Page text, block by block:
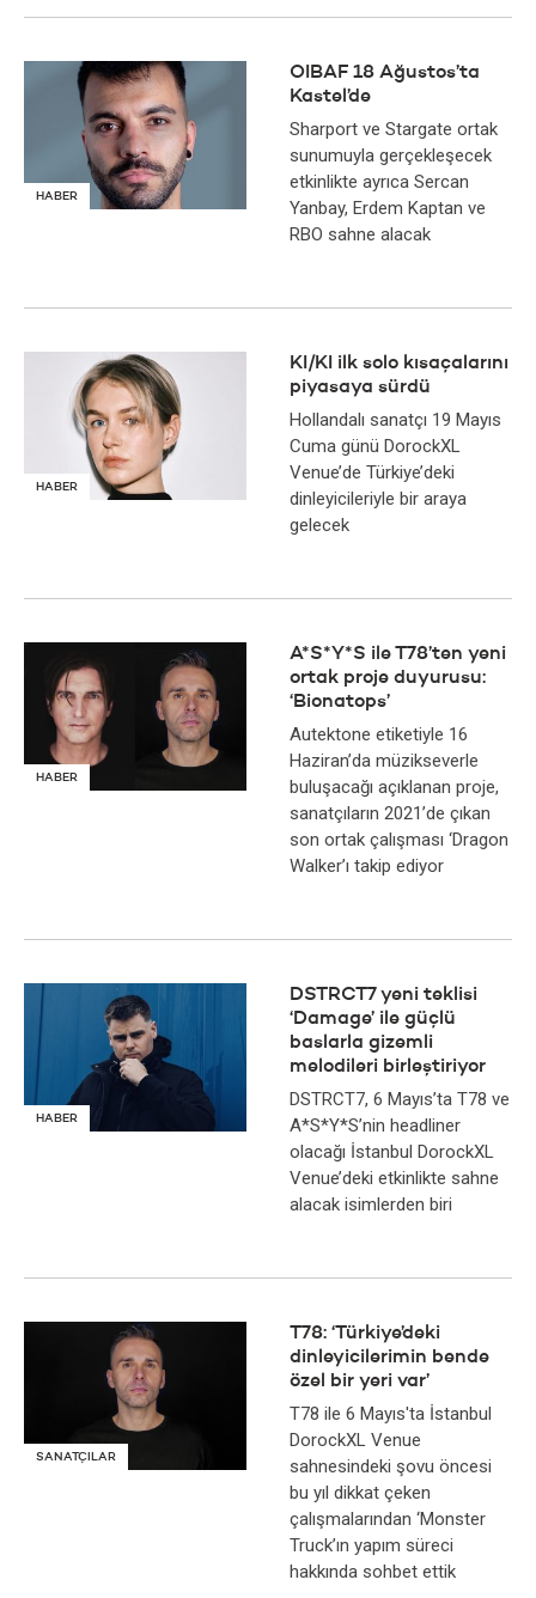
HABER
OIBAF 18 Ağustos’ta
Kastel’de
Sharport ve Stargate ortak
sunumuyla gerçekleşecek
etkinlikte ayrıca Sercan
Yanbay, Erdem Kaptan ve
RBO sahne alacak
HABER
KI/KI ilk solo kısaçalarını
piyasaya sürdü
Hollandalı sanatçı 19 Mayıs
Cuma günü DorockXL
Venue’de Türkiye’deki
dinleyicileriyle bir araya
gelecek
HABER
A*S*Y*S ile T78’ten yeni
ortak proje duyurusu:
‘Bionatops’
Autektone etiketiyle 16
Haziran’da müzikseverle
buluşacağı açıklanan proje,
sanatçıların 2021’de çıkan
son ortak çalışması ‘Dragon
Walker’ı takip ediyor
HABER
DSTRCT7 yeni teklisi
‘Damage’ ile güçlü
baslarla gizemli
melodileri birleştiriyor
DSTRCT7, 6 Mayıs’ta T78 ve
A*S*Y*S’nin headliner
olacağı İstanbul DorockXL
Venue’deki etkinlikte sahne
alacak isimlerden biri
SANATÇILAR
T78: ‘Türkiye’deki
dinleyicilerimin bende
özel bir yeri var’
T78 ile 6 Mayıs'ta İstanbul
DorockXL Venue
sahnesindeki şovu öncesi
bu yıl dikkat çeken
çalışmalarından ‘Monster
Truck’ın yapım süreci
hakkında sohbet ettik